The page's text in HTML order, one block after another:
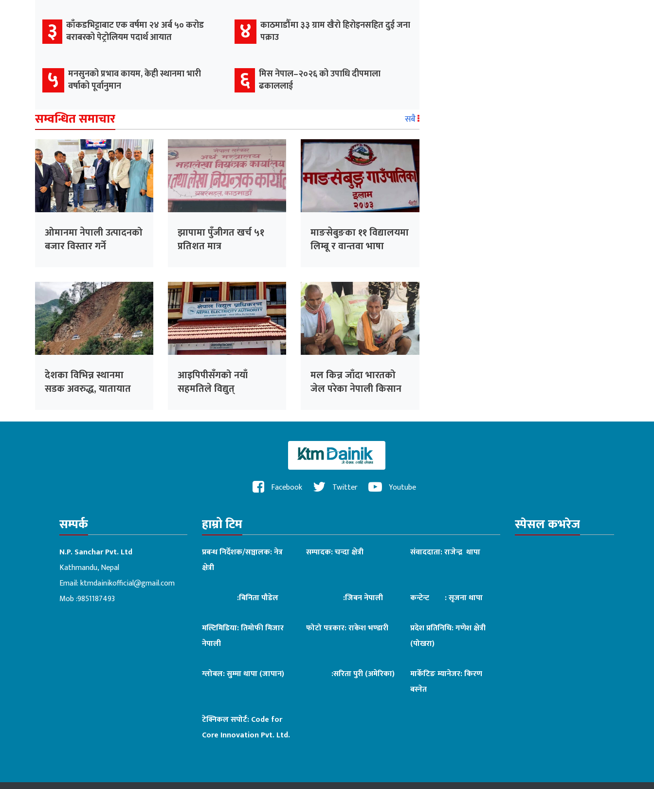
३ काँकडभिट्टाबाट एक वर्षमा २४ अर्ब ५० करोड
बराबरको पेट्रोलियम पदार्थ आयात
४ काठमाडौँमा ३३ ग्राम खैरो हिरोइनसहित दुई जना
पक्राउ
५ मनसुनको प्रभाव कायम, केही स्थानमा भारी
वर्षाको पूर्वानुमान
६ मिस नेपाल–२०२६ को उपाधि दीपमाला
ढकाललाई
सम्वन्धित समाचार सबै
ओमानमा नेपाली उत्पादनको
बजार विस्तार गर्ने
झापामा पुँजीगत खर्च ५१
प्रतिशत मात्र
माङसेबुङका ११ विद्यालयमा
लिम्बू र वान्तवा भाषा
देशका विभिन्न स्थानमा
सडक अवरुद्ध, यातायात
आइपिपीसँगको नयाँ
सहमतिले विद्युत्
मल किन्न जाँदा भारतको
जेल परेका नेपाली किसान
Facebook Twitter Youtube
सम्पर्क
N.P. Sanchar Pvt. Ltd
Kathmandu, Nepal
Email:ktmdainikofficial@gmail.com
Mob :9851187493
हाम्रो टिम
प्रबन्ध निर्देशक/सञ्चालक: नेत्र
क्षेत्री
सम्पादक: चन्दा क्षेत्री संवाददाता: राजेन्द्र थापा
:बिनिता पौडेल :जिबन नेपाली कन्टेन्ट : सृजना थापा
मल्टिमिडिया: तिमोफी मिजार
नेपाली
फोटो पत्रकार: राकेश भण्डारी
प्रदेश प्रतिनिधि: गणेश क्षेत्री
(पोखरा)
ग्लोबल: सुम्मा थापा (जापान) :सरिता पुरी (अमेरिका)
मार्केटिङ म्यानेजर: किरण
बस्नेत
टेक्निकल सपोर्ट:Code for
Core Innovation Pvt. Ltd.
स्पेसल कभरेज